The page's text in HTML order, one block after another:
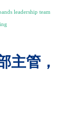
leadership team
主管，